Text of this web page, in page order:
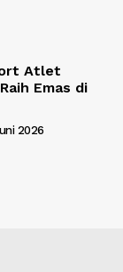
Atlet
Emas di
2026